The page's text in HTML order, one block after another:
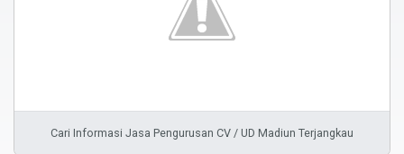
Cari Informasi Jasa Pengurusan CV / UD Madiun Terjangkau